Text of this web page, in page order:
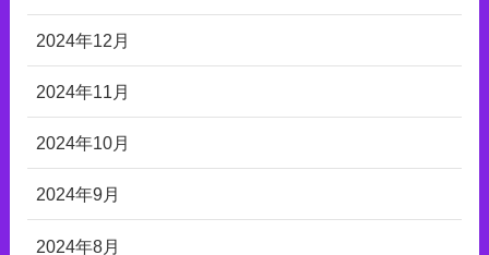
2024年12月
2024年11月
2024年10月
2024年9月
2024年8月